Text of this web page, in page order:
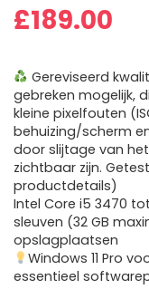
£189.00
Gereviseerd
gebreken mogelijk,
kleine pixelfouten
behuizing/scherm
door slijtage van
zichtbaar zijn.
productdetails)
Intel Core i5 3470 tot
sleuven (32 GB
opslagplaatsen
Windows 11 Pro
essentieel